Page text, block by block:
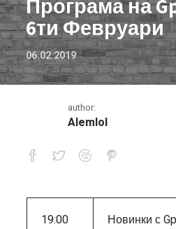
Програма на
6ти Февруари
06.02.2019
author:
Alemlol
Програма на
19:00 Новинки с